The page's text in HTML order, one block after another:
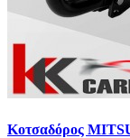
Κοτσαδόρος